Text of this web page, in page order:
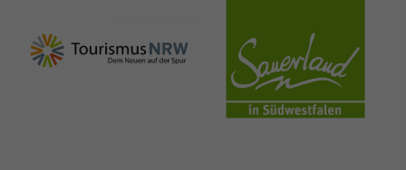
nrw-
tourismus.de
sauerland.co
m